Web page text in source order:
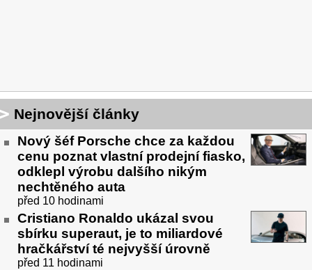
Nejnovější články
Nový šéf Porsche chce za každou
cenu poznat vlastní prodejní fiasko,
odklepl výrobu dalšího nikým
nechtěného auta
před 10 hodinami
Cristiano Ronaldo ukázal svou
sbírku superaut, je to miliardové
hračkářství té nejvyšší úrovně
před 11 hodinami